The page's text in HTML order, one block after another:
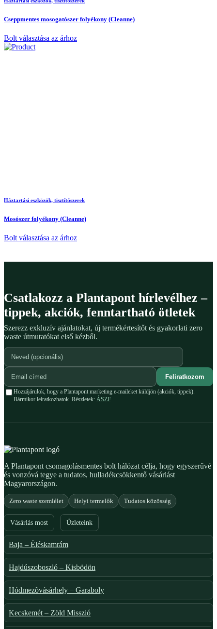
Cseppmentes mosogatószer folyékony (Cleanne)
Bolt választása az árhoz
Háztartási eszközök, tisztítószerek
Mosószer folyékony (Cleanne)
Bolt választása az árhoz
Csatlakozz a Plantapont hírlevélhez –
tippek, akciók, fenntartható ötletek
Szerezz exkluzív ajánlatokat, új termékértesítőt és gyakorlati zero
waste útmutatókat első kézből.
Feliratkozom
Hozzájárulok, hogy a Plantapont marketing e-maileket küldjön (akciók, tippek).
Bármikor leiratkozhatok. Részletek: ÁSZF.
A Plantapont csomagolásmentes bolt hálózat célja, hogy egyszerűvé
és vonzóvá tegye a tudatos, hulladékcsökkentő vásárlást
Magyarországon.
Zero waste szemlélet Helyi termelők Tudatos közösség
Vásárlás most Üzleteink
Baja – Éléskamrám
Hajdúszoboszló – Kisbödön
Hódmezõvásárhely – Garaboly
Kecskemét – Zöld Misszió